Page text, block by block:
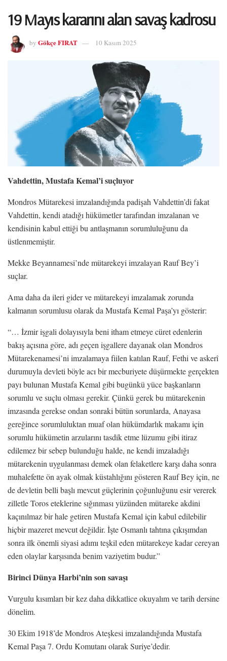
19 Mayıs kararını alan savaş kadrosu
by Gökçe FIRAT 10 Kasım 2025
Vahdettin, Mustafa Kemal’i suçluyor
Mondros Mütarekesi imzalandığında padişah Vahdettin’di fakat
Vahdettin, kendi atadığı hükümetler tarafından imzalanan ve
kendisinin kabul ettiği bu antlaşmanın sorumluluğunu da
üstlenmemiştir.
Mekke Beyannamesi’nde mütarekeyi imzalayan Rauf Bey’i
suçlar.
Ama daha da ileri gider ve mütarekeyi imzalamak zorunda
kalmanın sorumlusu olarak da Mustafa Kemal Paşa’yı gösterir:
“… İzmir işgali dolayısıyla beni itham etmeye cüret edenlerin
bakış açısına göre, adı geçen işgallere dayanak olan Mondros
Mütarekenamesi’ni imzalamaya fiilen katılan Rauf, Fethi ve askerî
durumuyla devleti böyle acı bir mecburiyete düşürmekte gerçekten
payı bulunan Mustafa Kemal gibi bugünkü yüce başkanların
sorumlu ve suçlu olması gerekir. Çünkü gerek bu mütarekenin
imzasında gerekse ondan sonraki bütün sorunlarda, Anayasa
gereğince sorumluluktan muaf olan hükümdarlık makamı için
sorumlu hükümetin arzularını tasdik etme lüzumu gibi itiraz
edilemez bir sebep bulunduğu halde, ne kendi imzaladığı
mütarekenin uygulanması demek olan felaketlere karşı daha sonra
muhalefette ön ayak olmak küstahlığını gösteren Rauf Bey için, ne
de devletin belli başlı mevcut güçlerinin çoğunluğunu esir vererek
zilletle Toros eteklerine sığınması yüzünden mütareke akdini
kaçınılmaz bir hale getiren Mustafa Kemal için kabul edilebilir
hiçbir mazeret mevcut değildir. İşte Osmanlı tahtına çıkışımdan
sonra ilk önemli siyasi adımı teşkil eden mütarekeye kadar cereyan
eden olaylar karşısında benim vaziyetim budur.”
Birinci Dünya Harbi’nin son savaşı
Vurgulu kısımları bir kez daha dikkatlice okuyalım ve tarih dersine
dönelim.
30 Ekim 1918’de Mondros Ateşkesi imzalandığında Mustafa
Kemal Paşa 7. Ordu Komutanı olarak Suriye’dedir.